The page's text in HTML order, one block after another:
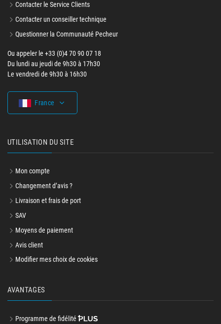
Contacter le Service Clients
Contacter un conseiller technique
Questionner la Communauté Pecheur
Ou appeler le +33 (0)4 70 90 07 18
Du lundi au jeudi de 9h30 à 17h30
Le vendredi de 9h30 à 16h30
France
UTILISATION DU SITE
Mon compte
Changement d’avis ?
Livraison et frais de port
SAV
Moyens de paiement
Avis client
Modifier mes choix de cookies
AVANTAGES
Programme de fidélité